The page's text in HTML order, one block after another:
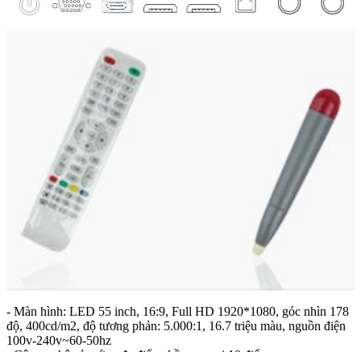
- Màn hình: LED 55 inch, 16:9, Full HD 1920*1080, góc nhìn 178
độ, 400cd/m2, độ tương phản: 5.000:1, 16.7 triệu màu, nguồn điện
100v-240v~60-50hz